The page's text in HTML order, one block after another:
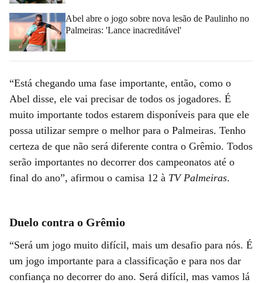
Abel abre o jogo sobre nova lesão de Paulinho no
Palmeiras: 'Lance inacreditável'
“Está chegando uma fase importante, então, como o
Abel disse, ele vai precisar de todos os jogadores. É
muito importante todos estarem disponíveis para que ele
possa utilizar sempre o melhor para o Palmeiras. Tenho
certeza de que não será diferente contra o Grêmio. Todos
serão importantes no decorrer dos campeonatos até o
final do ano”, afirmou o camisa 12 à TV Palmeiras.
Duelo contra o Grêmio
“Será um jogo muito difícil, mais um desafio para nós. É
um jogo importante para a classificação e para nos dar
confiança no decorrer do ano. Será difícil, mas vamos lá